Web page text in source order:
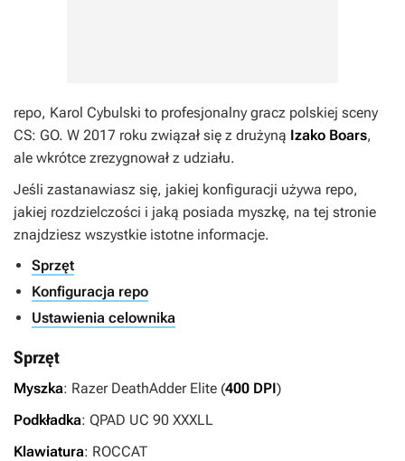
repo, Karol Cybulski to profesjonalny gracz polskiej sceny
CS: GO. W 2017 roku związał się z drużyną Izako Boars,
ale wkrótce zrezygnował z udziału.
Jeśli zastanawiasz się, jakiej konfiguracji używa repo,
jakiej rozdzielczości i jaką posiada myszkę, na tej stronie
znajdziesz wszystkie istotne informacje.
Sprzęt
Konfiguracja repo
Ustawienia celownika
Sprzęt
Myszka: Razer DeathAdder Elite (400 DPI)
Podkładka: QPAD UC 90 XXXLL
Klawiatura: ROCCAT